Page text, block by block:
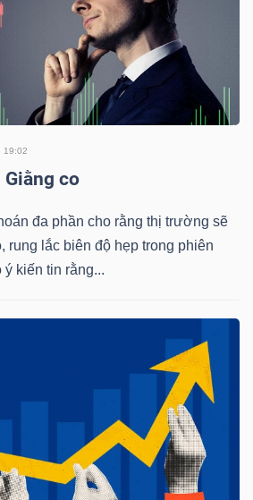
19:02
co
đa phần cho rằng thị trường sẽ
rung lắc biên độ hẹp trong phiên
ý kiến tin rằng...